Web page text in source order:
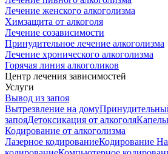
Лечение женского алкоголизма
Химзащита от алкоголя
Лечение созависимости
Принудительное лечение алкоголизма
Лечение хронического алкоголизма
Горячая линия алкоголиков
Центр лечения зависимостей
Услуги
Вывод из запоя
Вытрезвление на дому
запояДетоксикация от алкоголя
Кодирование от алкоголизма
Лазерное кодированиеКодирование